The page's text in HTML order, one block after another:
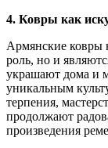
4. Ковры как
Армянские ковры
роль, но и
украшают дома и
уникальным
терпения,
продолжают
произведения